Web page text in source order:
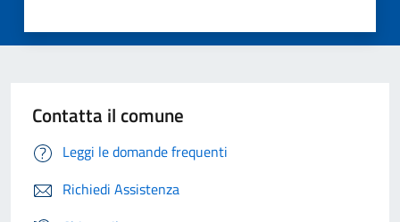
Contatta il comune
Leggi le domande frequenti
Richiedi Assistenza